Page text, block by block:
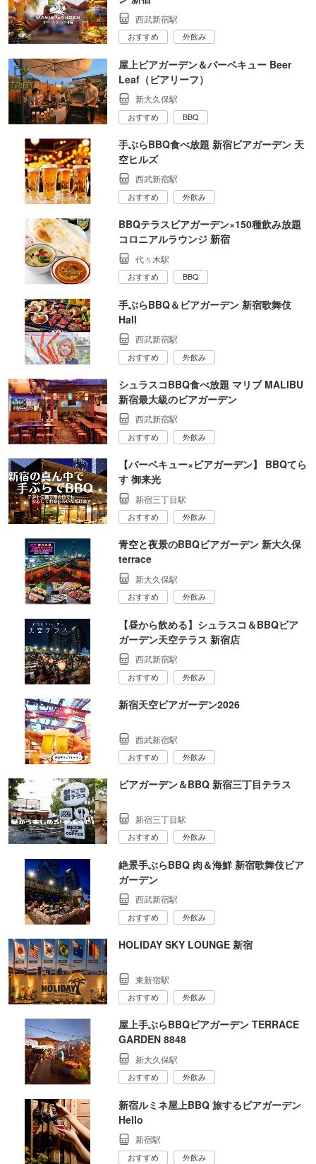
西武新宿駅
おすすめ 外飲み
屋上ビアガーデン＆バーベキュー Beer
Leaf（ビアリーフ）
新大久保駅
おすすめ BBQ
手ぶらBBQ食べ放題 新宿ビアガーデン 天
空ヒルズ
西武新宿駅
おすすめ 外飲み
BBQテラスビアガーデン×150種飲み放題
コロニアルラウンジ 新宿
代々木駅
おすすめ BBQ
手ぶらBBQ＆ビアガーデン 新宿歌舞伎
Hall
西武新宿駅
おすすめ 外飲み
シュラスコBBQ食べ放題 マリブ MALIBU
新宿最大級のビアガーデン
西武新宿駅
おすすめ 外飲み
【バーベキュー×ビアガーデン】 BBQてら
す 御来光
新宿三丁目駅
おすすめ 外飲み
青空と夜景のBBQビアガーデン 新大久保
terrace
新大久保駅
おすすめ 外飲み
【昼から飲める】シュラスコ＆BBQビア
ガーデン天空テラス 新宿店
西武新宿駅
おすすめ 外飲み
新宿天空ビアガーデン2026
西武新宿駅
おすすめ 外飲み
ビアガーデン＆BBQ 新宿三丁目テラス
新宿三丁目駅
おすすめ 外飲み
絶景手ぶらBBQ 肉＆海鮮 新宿歌舞伎ビア
ガーデン
西武新宿駅
おすすめ 外飲み
HOLIDAY SKY LOUNGE 新宿
東新宿駅
おすすめ 外飲み
屋上手ぶらBBQビアガーデン TERRACE
GARDEN 8848
新大久保駅
おすすめ 外飲み
新宿ルミネ屋上BBQ 旅するビアガーデン
Hello
新宿駅
おすすめ 外飲み